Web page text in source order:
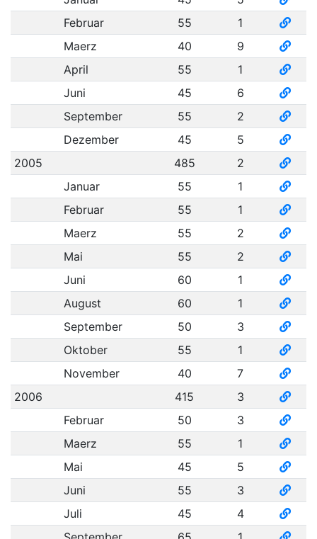
Februar
55
1
Maerz
40
9
April
55
1
Juni
45
6
September
55
2
Dezember
45
5
2005
485
2
Januar
55
1
Februar
55
1
Maerz
55
2
Mai
55
2
Juni
60
1
August
60
1
September
50
3
Oktober
55
1
November
40
7
2006
415
3
Februar
50
3
Maerz
55
1
Mai
45
5
Juni
55
3
Juli
45
4